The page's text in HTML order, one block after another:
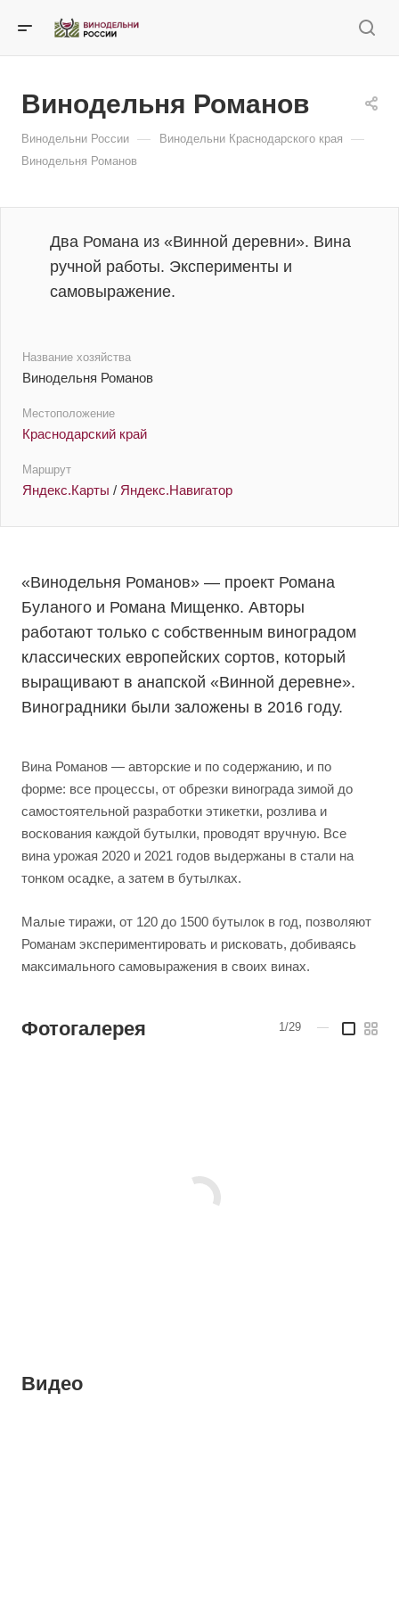
Винодельня Романов
Винодельни России — Винодельни Краснодарского края —
Винодельня Романов
Два Романа из «Винной деревни». Вина
ручной работы. Эксперименты и
самовыражение.
Название хозяйства
Винодельня Романов
Местоположение
Краснодарский край
Маршрут
Яндекс.Карты / Яндекс.Навигатор
«Винодельня Романов» — проект Романа
Буланого и Романа Мищенко. Авторы
работают только с собственным виноградом
классических европейских сортов, который
выращивают в анапской «Винной деревне».
Виноградники были заложены в 2016 году.
Вина Романов — авторские и по содержанию, и по
форме: все процессы, от обрезки винограда зимой до
самостоятельной разработки этикетки, розлива и
воскования каждой бутылки, проводят вручную. Все
вина урожая 2020 и 2021 годов выдержаны в стали на
тонком осадке, а затем в бутылках.
Малые тиражи, от 120 до 1500 бутылок в год, позволяют
Романам экспериментировать и рисковать, добиваясь
максимального самовыражения в своих винах.
Фотогалерея 1/29 —
Видео